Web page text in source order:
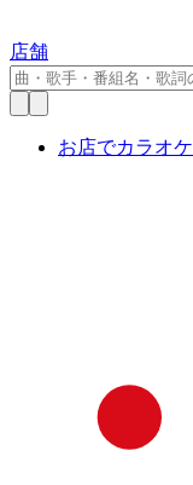
店舗
お店でカラオケ